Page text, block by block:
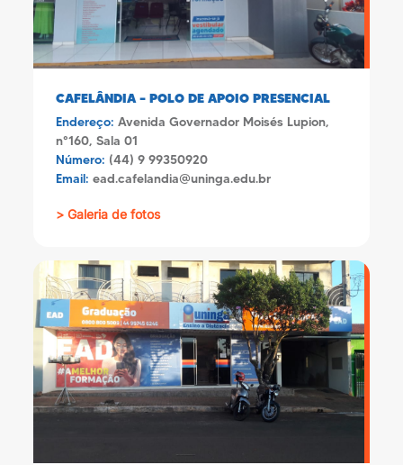
CAFELÂNDIA – POLO DE APOIO PRESENCIAL
Endereço: Avenida Governador Moisés Lupion,
n°160, Sala 01
Número: (44) 9 99350920
Email: ead.cafelandia@uninga.edu.br
> Galeria de fotos